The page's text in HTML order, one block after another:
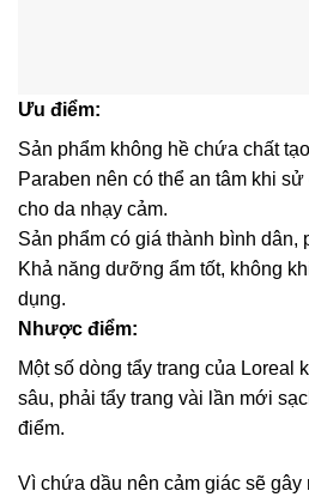
Ưu điểm:
Sản phẩm không hề chứa chất
Paraben nên có thể an tâm khi
cho da nhạy cảm.
Sản phẩm có giá thành bình dân,
Khả năng dưỡng ẩm tốt, không
dụng.
Nhược điểm:
Một số dòng tẩy trang của Loreal
sâu, phải tẩy trang vài lần mới
điểm.
Vì chứa dầu nên cảm giác sẽ